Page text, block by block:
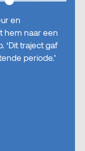
en
hem naar een
‘Dit traject gaf
periode.’